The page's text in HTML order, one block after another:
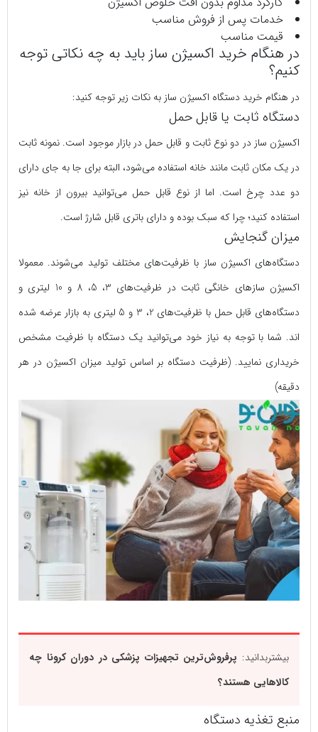
خدمات پس از فروش مناسب
قیمت مناسب
در هنگام خرید اکسیژن ساز باید به چه نکاتی توجه
کنیم؟
در هنگام خرید دستگاه اکسیژن ساز به نکات زیر توجه کنید:
دستگاه ثابت یا قابل حمل
اکسیژن ساز در دو نوع ثابت و قابل حمل در بازار موجود است. نمونه ثابت
در یک مکان ثابت مانند خانه استفاده می‌‌شود، البته برای جا‌ به‌ جای دارای
دو عدد چرخ است. اما از نوع قابل حمل می‌توانید بیرون از خانه نیز
استفاده کنید؛ چرا که سبک بوده و دارای باتری قابل شارژ است.
میزان گنجایش
دستگاه‌های اکسیژن ساز با ظرفیت‌های مختلف تولید می‌شوند. معمولا
اکسیژن سازهای خانگی ثابت در ظرفیت‌‌های 3، 5، 8 و 10 لیتری و
دستگاه‌های قابل حمل با ظرفیت‌های 2، 3 و 5 لیتری به بازار عرضه شده
اند. شما با توجه به نیاز خود می‌‌توانید یک دستگاه با ظرفیت مشخص
خریداری نمایید. (ظرفیت دستگاه بر اساس تولید میزان اکسیژن در هر
دقیقه)
بیشتربدانید: پرفروش‌ترین تجهیزات پزشکی در دوران کرونا چه
کالاهایی هستند؟
منبع تغذیه دستگاه